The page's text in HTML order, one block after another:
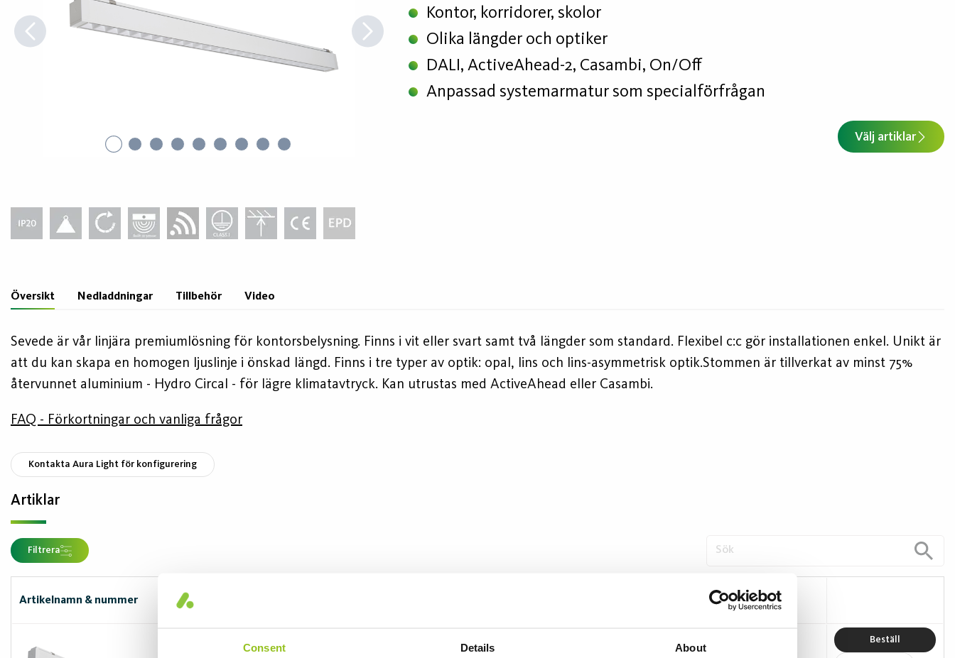
Consent Details About
Kontor, korridorer, skolor
Olika längder och optiker
DALI, ActiveAhead-2, Casambi, On/Off
Anpassad systemarmatur som specialförfrågan
Välj artiklar
Översikt Nedladdningar Tillbehör Video
Sevede är vår linjära premiumlösning för kontorsbelysning. Finns i vit eller svart samt två längder som standard. Flexibel c:c gör installationen enkel. Unikt är
att du kan skapa en homogen ljuslinje i önskad längd. Finns i tre typer av optik: opal, lins och lins-asymmetrisk optik.Stommen är tillverkat av minst 75%
återvunnet aluminium - Hydro Circal - för lägre klimatavtryck. Kan utrustas med ActiveAhead eller Casambi.
FAQ - Förkortningar och vanliga frågor
Kontakta Aura Light för konfigurering
Artiklar
Filtrera
Artikelnamn & nummer Ljusutbyte (lm/W)
Beställ